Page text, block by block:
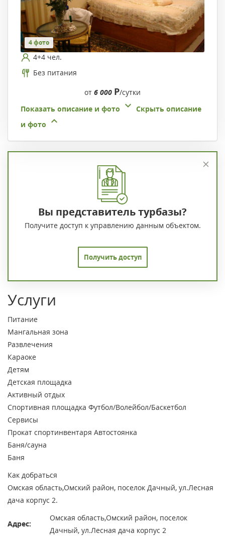
4 фото
4+4 чел.
Без питания
от 6 000 Р/сутки
Показать описание и фото
Скрыть описание
и фото
Вы представитель турбазы?
Получите доступ к управлению данным объектом.
Получить доступ
Услуги
Питание
Мангальная зона
Развлечения
Караоке
Детям
Детская площадка
Активный отдых
Спортивная площадка Футбол/Волейбол/Баскетбол
Сервисы
Прокат спортинвентаря Автостоянка
Баня/сауна
Баня
Как добраться
Омская область,Омский район, поселок Дачный, ул.Лесная
дача корпус 2.
Адрес:
Омская область,Омский район, поселок
Дачный, ул.Лесная дача корпус 2